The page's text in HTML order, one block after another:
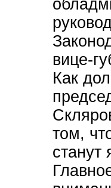
вице-
Как
том,